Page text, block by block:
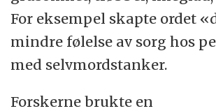
For eksempel skapte ordet
mindre følelse av sorg hos
med selvmordstanker.
Forskerne brukte en